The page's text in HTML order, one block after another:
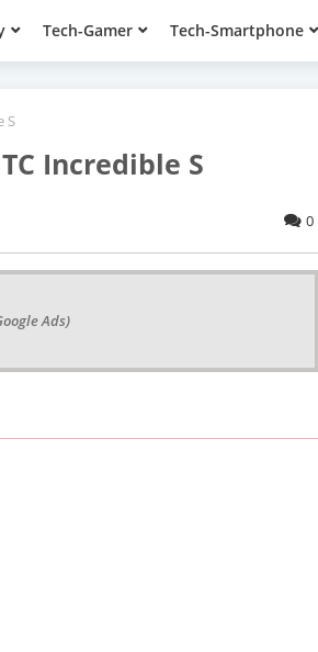
Tech-Gamer Tech-Smartphone
S
Incredible S
0
Ads)